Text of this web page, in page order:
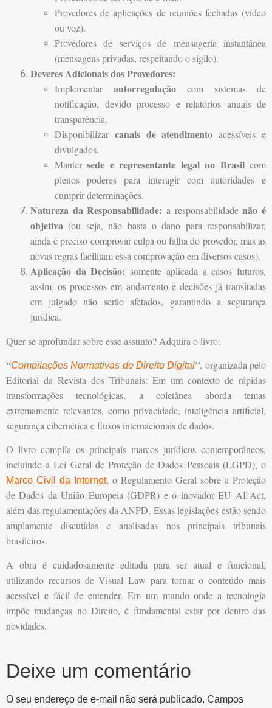
Provedores de aplicações de reuniões fechadas (vídeo
ou voz).
Provedores de serviços de mensageria instantânea
(mensagens privadas, respeitando o sigilo).
Deveres Adicionais dos Provedores:
Implementar autorregulação com sistemas de
notificação, devido processo e relatórios anuais de
transparência.
Disponibilizar canais de atendimento acessíveis e
divulgados.
Mantersede e representante legal no Brasilcom
plenos poderes para interagir com autoridades e
cumprir determinações.
Natureza da Responsabilidade: a responsabilidadenão é
objetiva (ou seja, não basta o dano para responsabilizar,
ainda é preciso comprovar culpa ou falha do provedor, mas as
novas regras facilitam essa comprovação em diversos casos).
Aplicação da Decisão: somente aplicada a casos futuros,
assim, os processos em andamento e decisões já transitadas
em julgado não serão afetados, garantindo a segurança
jurídica.
Quer se aprofundar sobre esse assunto? Adquira o livro:
“Compilações Normativas de Direito Digital”, organizada pelo
Editorial da Revista dos Tribunais: Em um contexto de rápidas
transformações tecnológicas, a coletânea aborda temas
extremamente relevantes, como privacidade, inteligência artificial,
segurança cibernética e fluxos internacionais de dados.
O livro compila os principais marcos jurídicos contemporâneos,
incluindo a Lei Geral de Proteção de Dados Pessoais (LGPD), o
Marco Civil da Internet, o Regulamento Geral sobre a Proteção
de Dados da União Europeia (GDPR) e o inovador EU AI Act,
além das regulamentações da ANPD. Essas legislações estão sendo
amplamente discutidas e analisadas nos principais tribunais
brasileiros.
A obra é cuidadosamente editada para ser atual e funcional,
utilizando recursos de Visual Law para tornar o conteúdo mais
acessível e fácil de entender. Em um mundo onde a tecnologia
impõe mudanças no Direito, é fundamental estar por dentro das
novidades.
Deixe um comentário
O seu endereço de e-mail não será publicado. Campos